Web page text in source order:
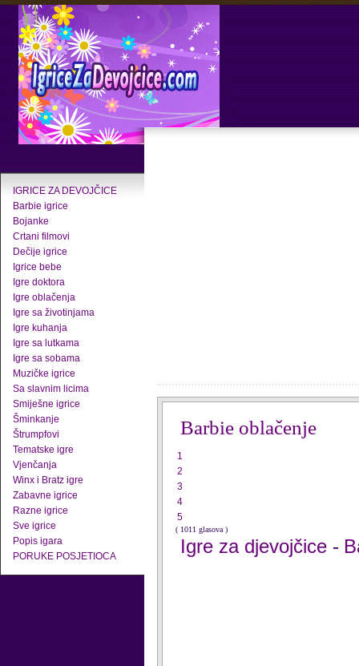
IGRICE ZA DEVOJČICE
Barbie igrice
Bojanke
Crtani filmovi
Dečije igrice
Igrice bebe
Igre doktora
Igre oblačenja
Igre sa životinjama
Igre kuhanja
Igre sa lutkama
Igre sa sobama
Muzičke igrice
Sa slavnim licima
Smiješne igrice
Šminkanje
Štrumpfovi
Tematske igre
Vjenčanja
Winx i Bratz igre
Zabavne igrice
Razne igrice
Sve igrice
Popis igara
PORUKE POSJETIOCA
Barbie oblačenje
1
2
3
4
5
( 1011 glasova )
Igre za djevojčice -